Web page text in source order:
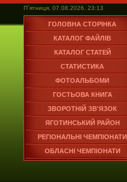
П`ятниця, 07.08.2026, 23:13
ГОЛОВНА СТОРІНКА
КАТАЛОГ ФАЙЛІВ
КАТАЛОГ СТАТЕЙ
СТАТИСТИКА
ФОТОАЛЬБОМИ
ГОСТЬОВА КНИГА
ЗВОРОТНІЙ ЗВ'ЯЗОК
ЯГОТИНСЬКИЙ РАЙОН
РЕГІОНАЛЬНІ ЧЕМПІОНАТИ
ОБЛАСНІ ЧЕМПІОНАТИ